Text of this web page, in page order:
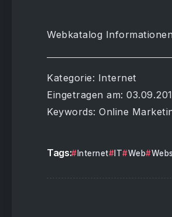
Webkatalog
Kategorie: Internet
Eingetragen am:
Keywords: Online
Tags: Internet IT Web